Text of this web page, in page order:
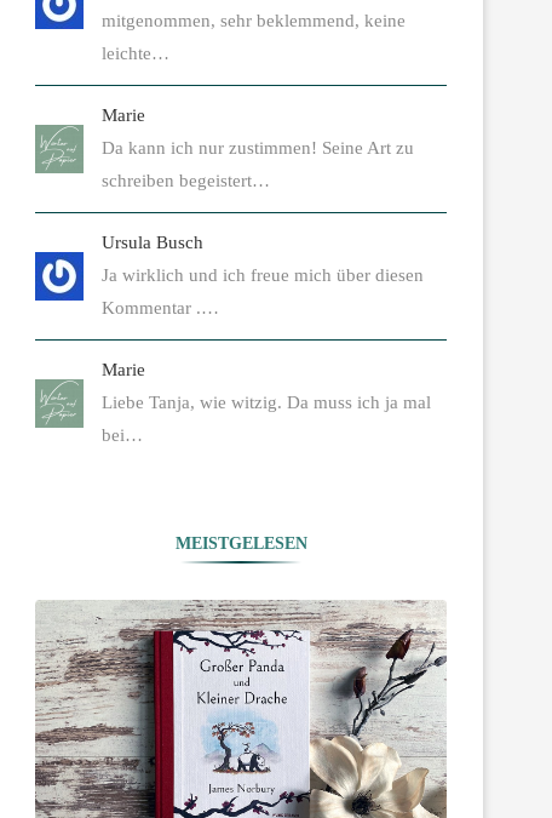
mitgenommen, sehr beklemmend, keine
leichte…
Marie
Da kann ich nur zustimmen! Seine Art zu
schreiben begeistert…
Ursula Busch
Ja wirklich und ich freue mich über diesen
Kommentar .…
Marie
Liebe Tanja, wie witzig. Da muss ich ja mal
bei…
MEISTGELESEN